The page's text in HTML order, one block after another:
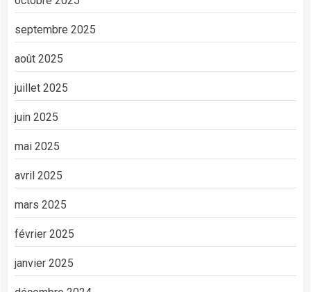
septembre 2025
août 2025
juillet 2025
juin 2025
mai 2025
avril 2025
mars 2025
février 2025
janvier 2025